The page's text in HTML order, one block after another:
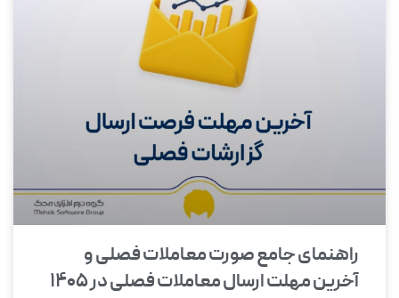
راهنمای جامع صورت معاملات فصلی و
آخرین مهلت ارسال معاملات فصلی در ۱۴۰۵